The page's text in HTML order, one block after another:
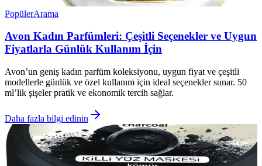
PopülerArama
Avon Kadın Parfümleri: Çeşitli Seçenekler ve Uygun
Fiyatlarla Günlük Kullanım İçin
Avon’un geniş kadın parfüm koleksiyonu, uygun fiyat ve çeşitli
modellerle günlük ve özel kullanım için ideal seçenekler sunar. 50
ml’lik şişeler pratik ve ekonomik tercih sağlar.
Daha fazla bilgi edinin